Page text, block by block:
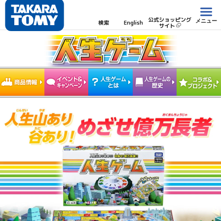
検索 English 公式ショッピング
サイト
メニュー